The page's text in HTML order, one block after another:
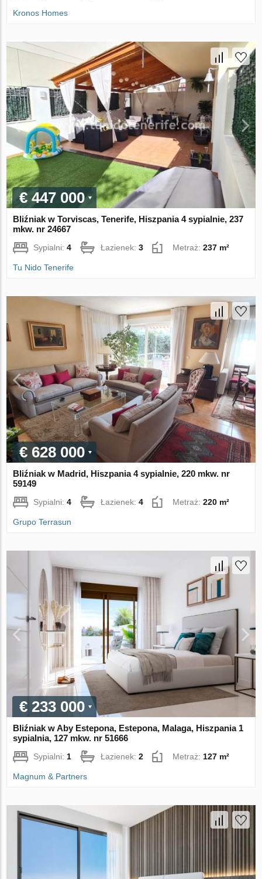
Kronos Homes
€ 447 000
Bliźniak w Torviscas, Tenerife, Hiszpania 4 sypialnie, 237
mkw. nr 24667
Sypialni:4 Łazienek:3 Metraż:237 m²
Tu Nido Tenerife
€ 628 000
Bliźniak w Madrid, Hiszpania 4 sypialnie, 220 mkw. nr
59149
Sypialni:4 Łazienek:4 Metraż:220 m²
Grupo Terrasun
€ 233 000
Bliźniak w Aby Estepona, Estepona, Malaga, Hiszpania 1
sypialnia, 127 mkw. nr 51666
Sypialni: 1 Łazienek:2 Metraż: 127 m²
Magnum & Partners